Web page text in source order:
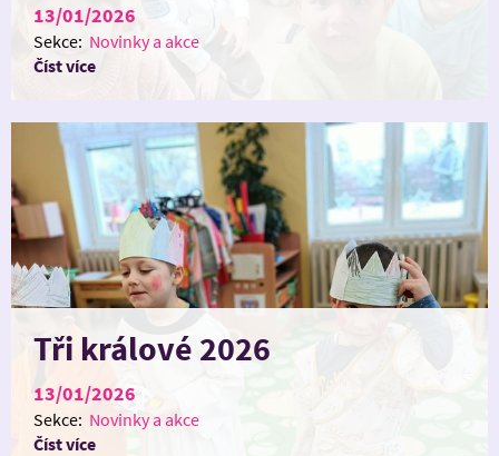
13/01/2026
Sekce: Novinky a akce
Číst více
Tři králové 2026
13/01/2026
Sekce: Novinky a akce
Číst více